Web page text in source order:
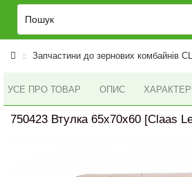
Запчастини до зернових комбайнів
УСЕ ПРО ТОВАР ОПИС
750423 Втулка 65x70x60 [Claas